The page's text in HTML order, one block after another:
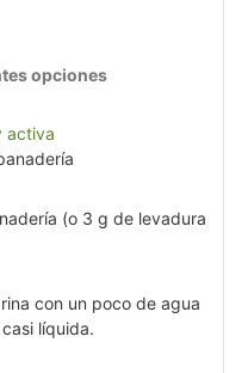
opciones
activa
(o 3 g de levadura
con un poco de agua
líquida.